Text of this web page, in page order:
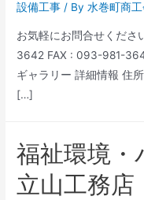
設備工事 / By水巻町商
お気軽にお問合せくだ
3642 FAX : 093-981-
ギャラリー 詳細情報 住
[…]
福祉環境・
立山工務店